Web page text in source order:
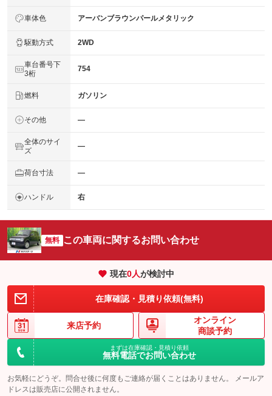
車体色 アーバンブラウンパールメタリック
駆動方式 2WD
車台番号下
3桁
754
燃料 ガソリン
その他 ―
全体のサイ
ズ
―
荷台寸法 ―
ハンドル 右
無料 この車両に関するお問い合わせ
現在0人が検討中
在庫確認・見積り依頼(無料)
来店予約
オンライン
商談予約
まずは在庫確認・見積り依頼
無料電話でお問い合わせ
お気軽にどうぞ。問合せ後に何度もご連絡が届くことはありません。 メールア
ドレスは販売店に公開されません。